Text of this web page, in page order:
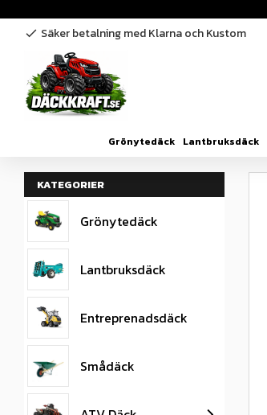
check Säker betalning med Klarna och Kustom
Grönytedäck Lantbruksdäck
KATEGORIER
Grönytedäck
Lantbruksdäck
Entreprenadsdäck
Smådäck